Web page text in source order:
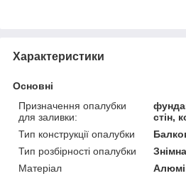
Характеристики
Основні
Призначення опалубки
для заливки:
стін,
Тип конструкції опалубки
Тип розбірності опалубки
Знімна
Матеріал